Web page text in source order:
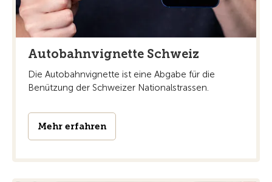
Autobahnvignette Schweiz
Die Autobahnvignette ist eine Abgabe für die
Benützung der Schweizer Nationalstrassen.
Mehr erfahren